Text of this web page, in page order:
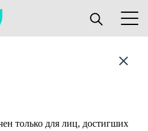
только для лиц, достигших